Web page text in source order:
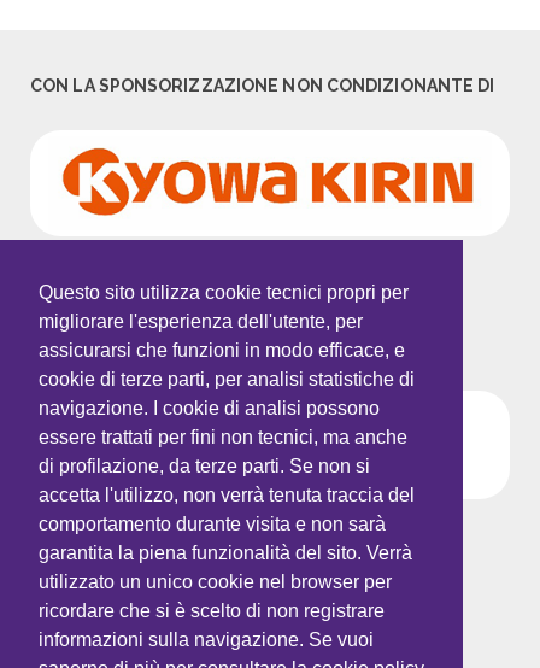
Questo sito utilizza cookie tecnici propri per
migliorare l'esperienza dell'utente, per
assicurarsi che funzioni in modo efficace, e
cookie di terze parti, per analisi statistiche di
navigazione. I cookie di analisi possono
essere trattati per fini non tecnici, ma anche
di profilazione, da terze parti. Se non si
accetta l'utilizzo, non verrà tenuta traccia del
comportamento durante visita e non sarà
garantita la piena funzionalità del sito. Verrà
utilizzato un unico cookie nel browser per
ricordare che si è scelto di non registrare
informazioni sulla navigazione. Se vuoi
CON LA SPONSORIZZAZIONE NON CONDIZIONANTE DI
PROVIDER
Tel:+39 02.36520459
Fax:+39 02.36520459
Site:www.ctpeople.it
Email:eventi@ctpeople.it
LinkedIn:
CTP srl